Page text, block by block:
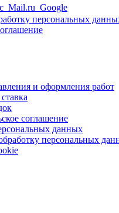
Mail.ru Google
персональных
и оформления работ
соглашение
данных
персональных